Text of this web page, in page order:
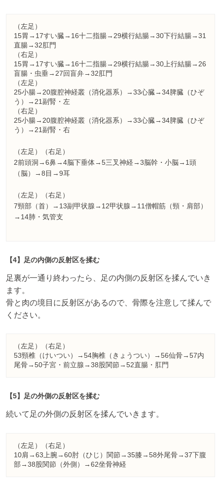
（左足）
15胃→17すい臓→16十二指腸→29横行結腸→30下行結腸→31
直腸→32肛門
（右足）
15胃→17すい臓→16十二指腸→29横行結腸→30上行結腸→26
盲腸・虫垂→27回盲弁→32肛門
（左足）
25小腸→20腹腔神経叢（消化器系）→33心臓→34脾臓（ひぞ
う）→21副腎・左
（右足）
25小腸→20腹腔神経叢（消化器系）→33心臓→34脾臓（ひぞ
う）→21副腎・右
（左足）（右足）
2前頭洞→6鼻→4脳下垂体→5三叉神経→3脳幹・小脳→1頭
（脳）→8目→9耳
（左足）（右足）
7頸部（首）→13副甲状腺→12甲状腺→11僧帽筋（頸・肩部）
→14肺・気管支
【4】足の内側の反射区を揉む
足裏が一通り終わったら、足の内側の反射区を揉んでいき
ます。
骨と肉の境目に反射区があるので、骨際を注意して揉んで
ください。
（左足）（右足）
53頸椎（けいつい）→54胸椎（きょうつい）→56仙骨→57内
尾骨→50子宮・前立腺→38股関節→52直腸・肛門
【5】足の外側の反射区を揉む
続いて足の外側の反射区を揉んでいきます。
（左足）（右足）
10肩→63上腕→60肘（ひじ）関節→35膝→58外尾骨→37下腹
部→38股関節（外側）→62坐骨神経